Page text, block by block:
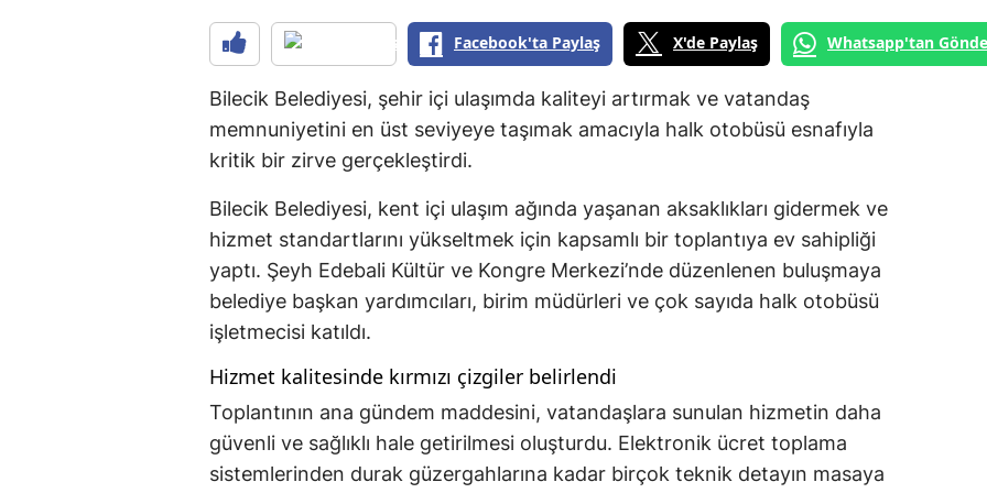
Facebook'ta Paylaş X'de Paylaş Whatsapp'tan
Bilecik Belediyesi, şehir içi ulaşımda kaliteyi artırmak ve vatandaş
memnuniyetini en üst seviyeye taşımak amacıyla halk otobüsü esnafıyla
kritik bir zirve gerçekleştirdi.
Bilecik Belediyesi, kent içi ulaşım ağında yaşanan aksaklıkları gidermek ve
hizmet standartlarını yükseltmek için kapsamlı bir toplantıya ev sahipliği
yaptı. Şeyh Edebali Kültür ve Kongre Merkezi’nde düzenlenen buluşmaya
belediye başkan yardımcıları, birim müdürleri ve çok sayıda halk otobüsü
işletmecisi katıldı.
Hizmet kalitesinde kırmızı çizgiler belirlendi
Toplantının ana gündem maddesini, vatandaşlara sunulan hizmetin daha
güvenli ve sağlıklı hale getirilmesi oluşturdu. Elektronik ücret toplama
sistemlerinden durak güzergahlarına kadar birçok teknik detayın masaya